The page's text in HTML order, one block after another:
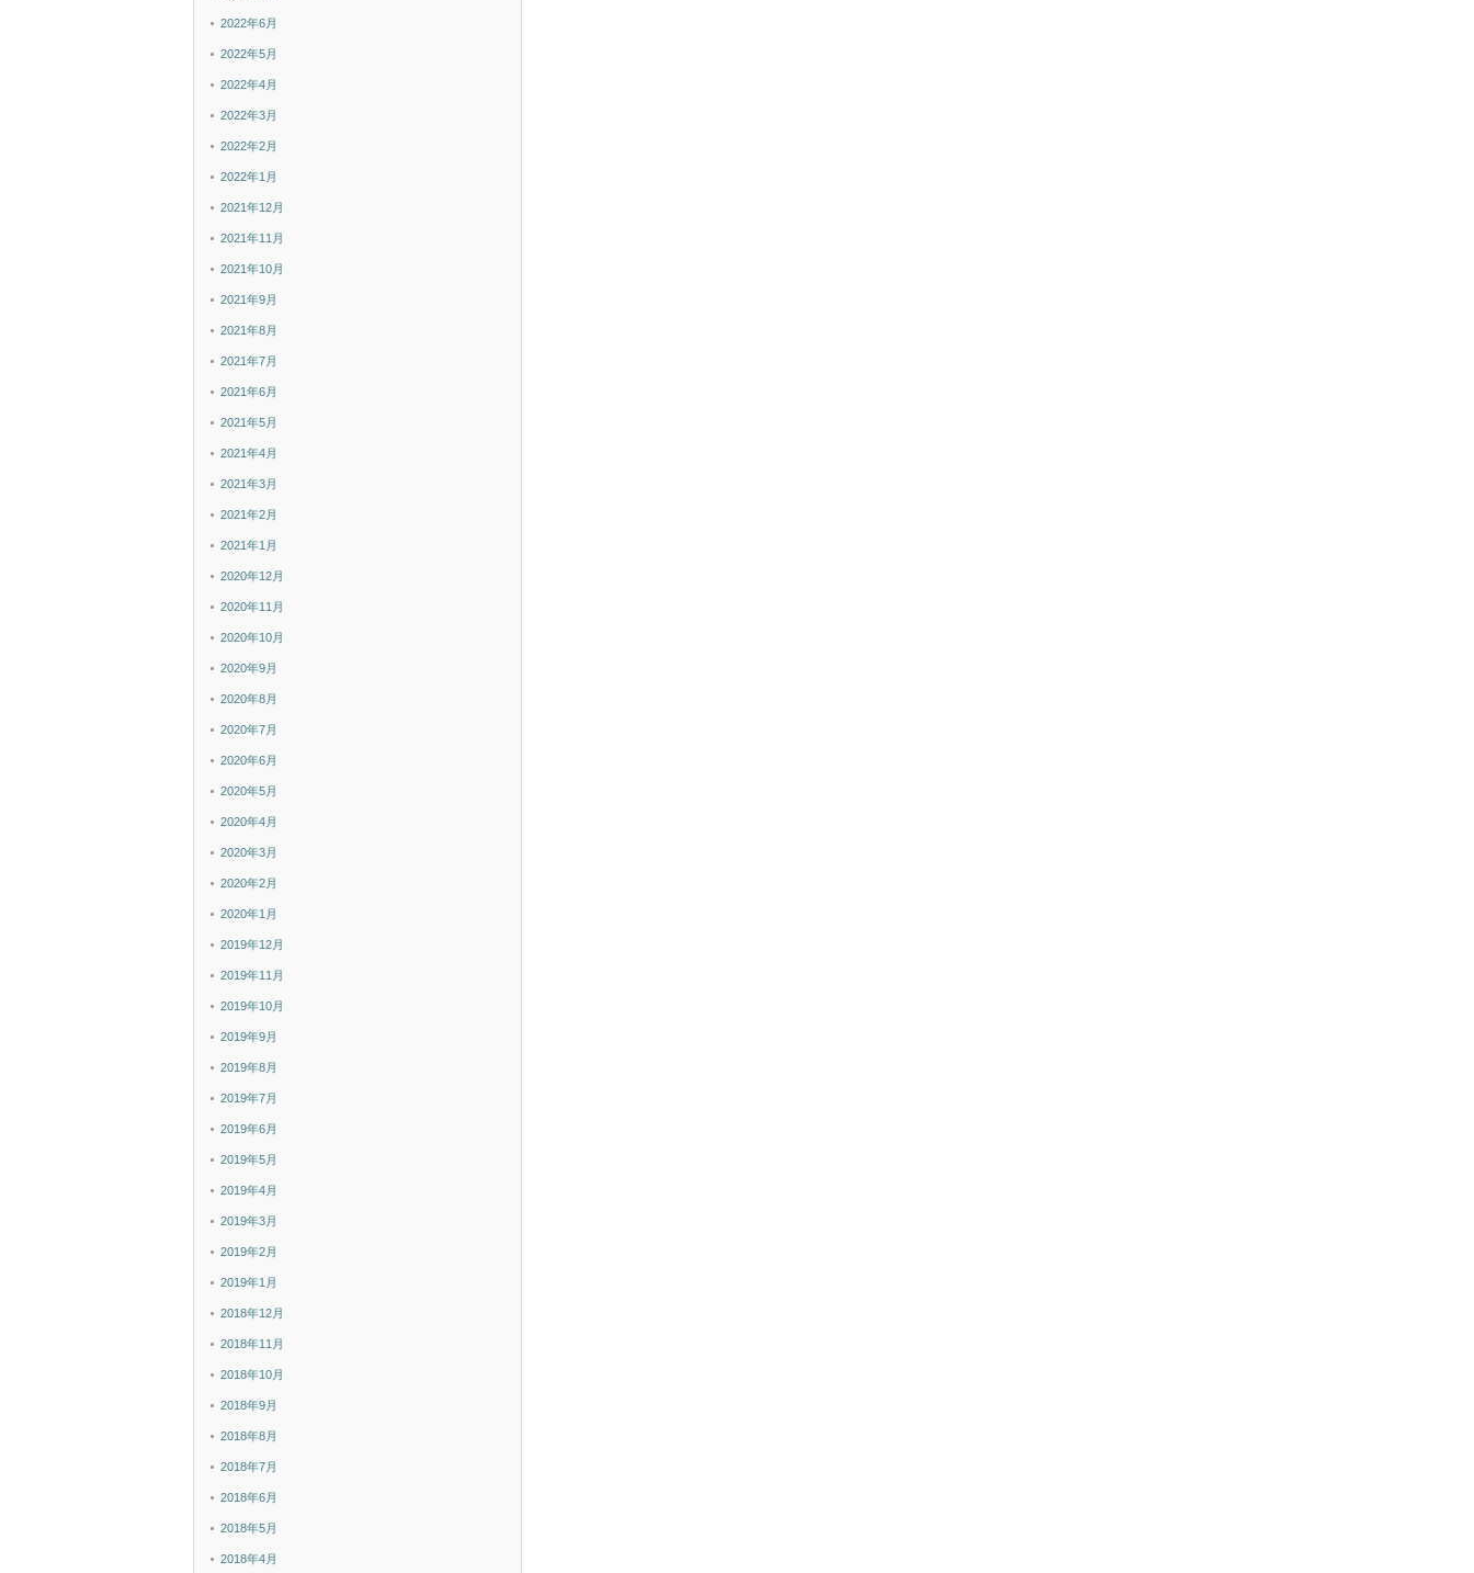
2022年6月
2022年5月
2022年4月
2022年3月
2022年2月
2022年1月
2021年12月
2021年11月
2021年10月
2021年9月
2021年8月
2021年7月
2021年6月
2021年5月
2021年4月
2021年3月
2021年2月
2021年1月
2020年12月
2020年11月
2020年10月
2020年9月
2020年8月
2020年7月
2020年6月
2020年5月
2020年4月
2020年3月
2020年2月
2020年1月
2019年12月
2019年11月
2019年10月
2019年9月
2019年8月
2019年7月
2019年6月
2019年5月
2019年4月
2019年3月
2019年2月
2019年1月
2018年12月
2018年11月
2018年10月
2018年9月
2018年8月
2018年7月
2018年6月
2018年5月
2018年4月